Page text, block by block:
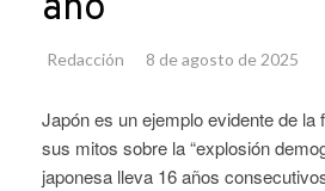
año
Redacción 8 de agosto de 2025
Japón es un ejemplo evidente de la
sus mitos sobre la “explosión
japonesa lleva 16 años